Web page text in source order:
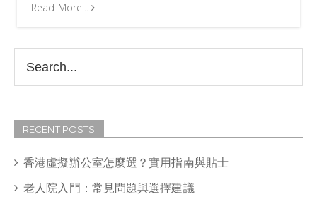
Read More...
RECENT POSTS
香港虛擬辦公室怎麼選？實用指南與貼士
老人院入門：常見問題與選擇建議